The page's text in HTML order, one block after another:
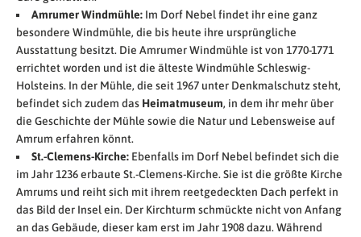
Amrumer Windmühle: Im Dorf Nebel findet ihr eine ganz
besondere Windmühle, die bis heute ihre ursprüngliche
Ausstattung besitzt. Die Amrumer Windmühle ist von 1770-1771
errichtet worden und ist die älteste Windmühle Schleswig-
Holsteins. In der Mühle, die seit 1967 unter Denkmalschutz steht,
befindet sich zudem das Heimatmuseum, in dem ihr mehr über
die Geschichte der Mühle sowie die Natur und Lebensweise auf
Amrum erfahren könnt.
St.-Clemens-Kirche: Ebenfalls im Dorf Nebel befindet sich die
im Jahr 1236 erbaute St.-Clemens-Kirche. Sie ist die größte Kirche
Amrums und reiht sich mit ihrem reetgedeckten Dach perfekt in
das Bild der Insel ein. Der Kirchturm schmückte nicht von Anfang
an das Gebäude, dieser kam erst im Jahr 1908 dazu. Während